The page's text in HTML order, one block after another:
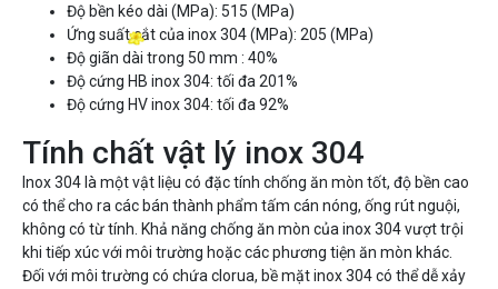
Độ bền kéo dài (MPa): 515 (MPa)
Ứng suất cắt của inox 304 (MPa): 205 (MPa)
Độ giãn dài trong 50 mm : 40%
Độ cứng HB inox 304: tối đa 201%
Độ cứng HV inox 304: tối đa 92%
Tính chất vật lý inox 304
Inox 304 là một vật liệu có đặc tính chống ăn mòn tốt, độ bền cao
có thể cho ra các bán thành phẩm tấm cán nóng, ống rút nguội,
không có từ tính. Khả năng chống ăn mòn của inox 304 vượt trội
khi tiếp xúc với môi trường hoặc các phương tiện ăn mòn khác.
Đối với môi trường có chứa clorua, bề mặt inox 304 có thể dễ xảy